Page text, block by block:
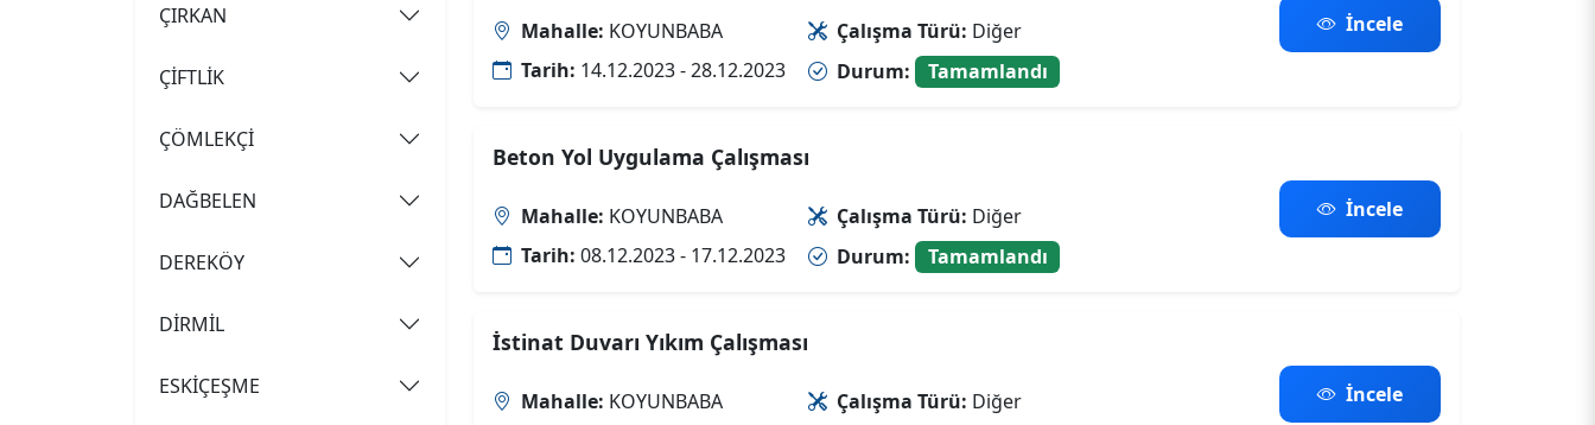
ÇIRKAN
ÇİFTLİK
ÇÖMLEKÇİ
DAĞBELEN
DEREKÖY
DİRMİL
ESKİÇEŞME
Mahalle: KOYUNBABA Çalışma Türü: Diğer
Tarih: 14.12.2023 - 28.12.2023 Durum: Tamamlandı
İncele
Beton Yol Uygulama Çalışması
Mahalle: KOYUNBABA Çalışma Türü: Diğer
Tarih: 08.12.2023 - 17.12.2023 Durum: Tamamlandı
İncele
İstinat Duvarı Yıkım Çalışması
Mahalle: KOYUNBABA Çalışma Türü: Diğer
İncele